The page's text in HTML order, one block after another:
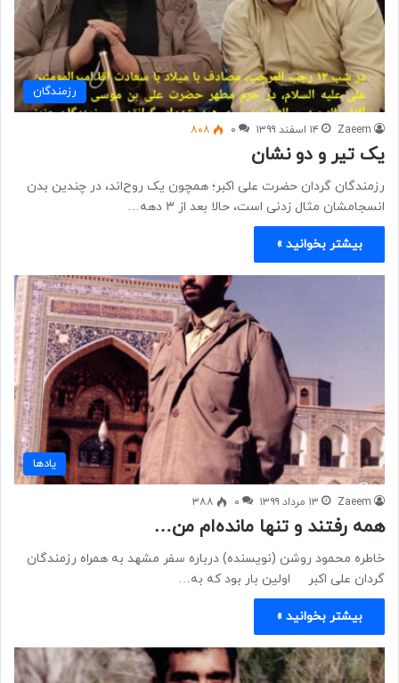
رزمندگان
Zaeem ۱۴ اسفند ۱۳۹۹ ۰ ۸۰۸
یک تیر و دو نشان
رزمندگان گردان حضرت علی اکبر؛ همچون یک روح‌اند، در چندین بدن
انسجامشان مثال زدنی است، حالا بعد از ۳ دهه…
بیشتر بخوانید »
یادها
Zaeem ۱۳ مرداد ۱۳۹۹ ۰ ۳۸۸
همه رفتند و تنها مانده‌ام من…
خاطره محمود روشن (نویسنده) درباره سفر مشهد به همراه رزمندگان
گردان علی اکبر اولین بار بود که به…
بیشتر بخوانید »